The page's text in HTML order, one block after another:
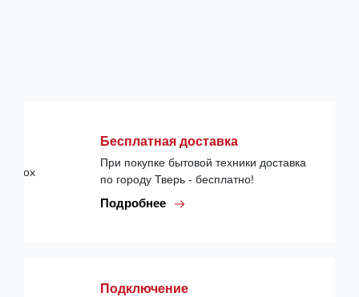
Бесплатная доставка
При покупке бытовой техники доставка
по городу Тверь - бесплатно!
Подробнее
Подключение